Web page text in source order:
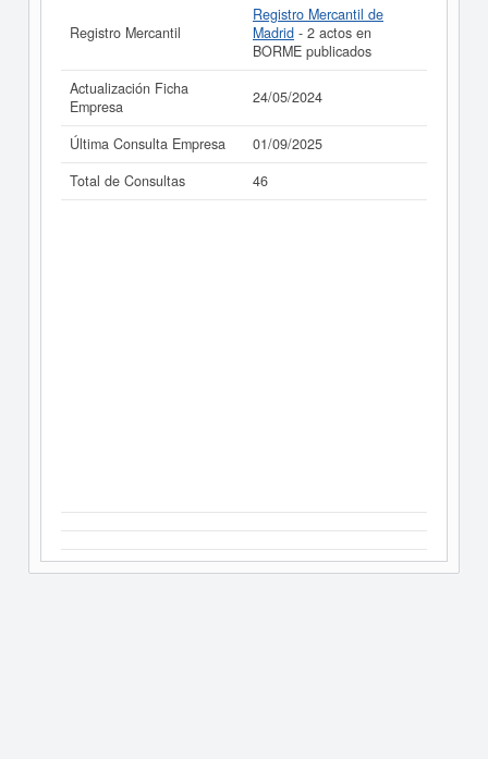
Registro Mercantil
Registro Mercantil de
Madrid - 2 actos en
BORME publicados
Actualización Ficha
Empresa
24/05/2024
Última Consulta Empresa
01/09/2025
Total de Consultas
46